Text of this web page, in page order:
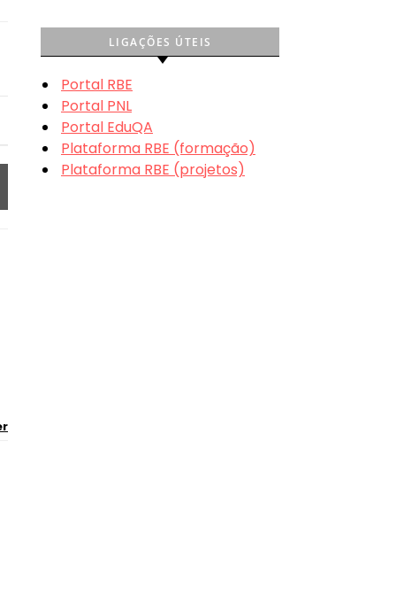
LIGAÇÕES ÚTEIS
Portal RBE
Portal PNL
Portal EduQA
Plataforma RBE (formação)
Plataforma RBE (projetos)